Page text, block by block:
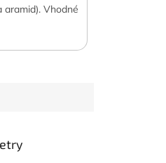
aramid). Vhodné